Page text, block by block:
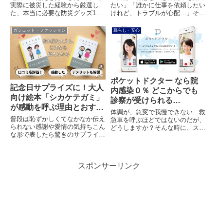
実際に被災した経験から厳選し
た、本当に必要な防災グッズ10
めの必需品から、避難生活のスト
レスを和らげる便利アイテムま
で、実体験に基づいたリアルな選
び方が分かります。
たい」「誰かに仕事を依頼したい
けれど、トラブルが心配…」そん
本最大級のスキルマーケットココ
ナラです。こんにちは！親子で世
の中の気になる疑問を追求してい
る、いっちー＆まちゃおです。
今...
ガジェット・ファッション
記念日サプライズに！大人
向け絵本「シカケテガミ」
が感動を呼ぶ理由とおすす
めシーン5選
普段は恥ずかしくてなかなか伝え
られない感謝や愛情の気持ちこん
な形で表したら驚きのサプライズ
身近な人ほど、本音で向き合うの
暮らし・安心
ポケットドクター なら院
内感染０％ どこからでも
診察が受けられる…
体調が、急変で我慢できない…救
急車を呼ぶほどではないのだが、
どうしますか？そんな時に、スマ
タブレットを利用する遠隔診療
スポンサーリンク